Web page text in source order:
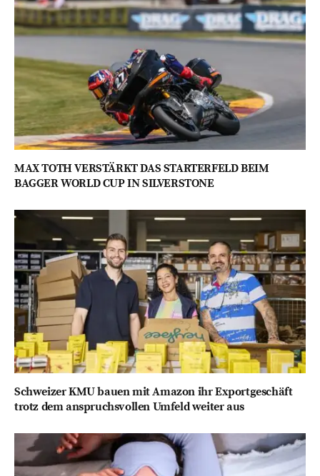
MAX TOTH VERSTÄRKT DAS STARTERFELD BEIM
BAGGER WORLD CUP IN SILVERSTONE
Schweizer KMU bauen mit Amazon ihr Exportgeschäft
trotz dem anspruchsvollen Umfeld weiter aus